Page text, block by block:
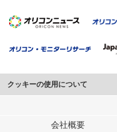
クッキーの使用について
このサイトでは Cookie を使用
行っています。会社概要